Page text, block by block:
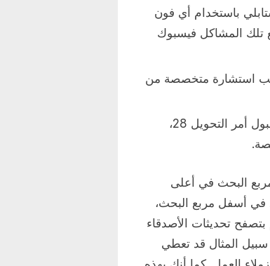
باستخدام أي فون
تلك المشاكل فيسبوك
استشارة متخصصة من
و بمجرد موافقة المتلقي على أمر موني سيند بقبول أمر التحويل 28،
البحث في أعلى
في أسفل مربع البحث،
تحديثات الأصدقاء
المثال قد تعطي